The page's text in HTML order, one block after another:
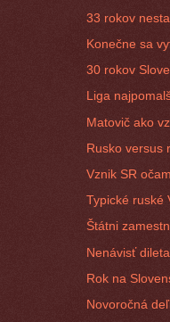
33 rokov
Konečne sa
30 rokov
Liga
Matovič ako
Rusko versus
Vznik SR
Typické ruské
Štátni
Nenávisť
Rok na
Novoročná